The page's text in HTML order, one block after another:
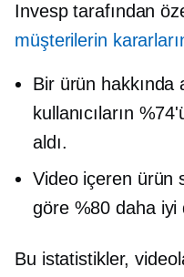
Invesp tarafından
müşterilerin
Bir ürün hakkında
kullanıcıların
aldı.
Video içeren ürün
göre %80 daha iyi
Bu istatistikler,